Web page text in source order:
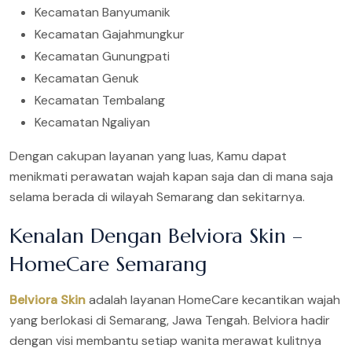
Kecamatan Banyumanik
Kecamatan Gajahmungkur
Kecamatan Gunungpati
Kecamatan Genuk
Kecamatan Tembalang
Kecamatan Ngaliyan
Dengan cakupan layanan yang luas, Kamu dapat
menikmati perawatan wajah kapan saja dan di mana saja
selama berada di wilayah Semarang dan sekitarnya.
Kenalan Dengan Belviora Skin –
HomeCare Semarang
Belviora Skinadalah layanan HomeCare kecantikan wajah
yang berlokasi di Semarang, Jawa Tengah. Belviora hadir
dengan visi membantu setiap wanita merawat kulitnya